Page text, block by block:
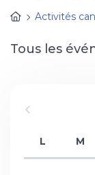
Activités
Tous les
L M